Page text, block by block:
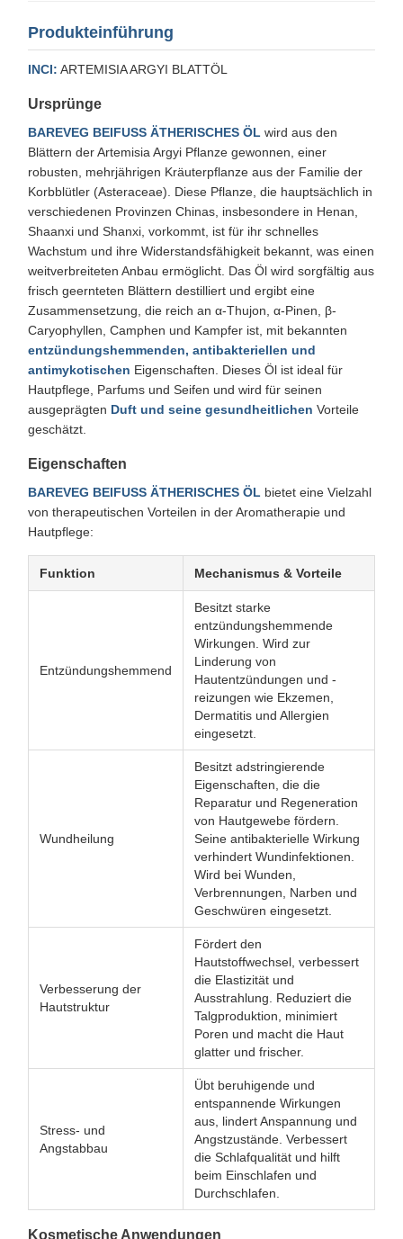
Produkteinführung
INCI: ARTEMISIA ARGYI BLATTÖL
Ursprünge
BAREVEG BEIFUSS ÄTHERISCHES ÖL wird aus den
Blättern der Artemisia Argyi Pflanze gewonnen, einer
robusten, mehrjährigen Kräuterpflanze aus der Familie der
Korbblütler (Asteraceae). Diese Pflanze, die hauptsächlich in
verschiedenen Provinzen Chinas, insbesondere in Henan,
Shaanxi und Shanxi, vorkommt, ist für ihr schnelles
Wachstum und ihre Widerstandsfähigkeit bekannt, was einen
weitverbreiteten Anbau ermöglicht. Das Öl wird sorgfältig aus
frisch geernteten Blättern destilliert und ergibt eine
Zusammensetzung, die reich an α-Thujon, α-Pinen, β-
Caryophyllen, Camphen und Kampfer ist, mit bekannten
entzündungshemmenden, antibakteriellen und
antimykotischen Eigenschaften. Dieses Öl ist ideal für
Hautpflege, Parfums und Seifen und wird für seinen
ausgeprägten Duft und seine gesundheitlichen Vorteile
geschätzt.
Eigenschaften
BAREVEG BEIFUSS ÄTHERISCHES ÖL bietet eine Vielzahl
von therapeutischen Vorteilen in der Aromatherapie und
Hautpflege:
Funktion Mechanismus & Vorteile
Entzündungshemmend
Besitzt starke
entzündungshemmende
Wirkungen. Wird zur
Linderung von
Hautentzündungen und -
reizungen wie Ekzemen,
Dermatitis und Allergien
eingesetzt.
Wundheilung
Besitzt adstringierende
Eigenschaften, die die
Reparatur und Regeneration
von Hautgewebe fördern.
Seine antibakterielle Wirkung
verhindert Wundinfektionen.
Wird bei Wunden,
Verbrennungen, Narben und
Geschwüren eingesetzt.
Verbesserung der
Hautstruktur
Fördert den
Hautstoffwechsel, verbessert
die Elastizität und
Ausstrahlung. Reduziert die
Talgproduktion, minimiert
Poren und macht die Haut
glatter und frischer.
Stress- und
Angstabbau
Übt beruhigende und
entspannende Wirkungen
aus, lindert Anspannung und
Angstzustände. Verbessert
die Schlafqualität und hilft
beim Einschlafen und
Durchschlafen.
Kosmetische Anwendungen